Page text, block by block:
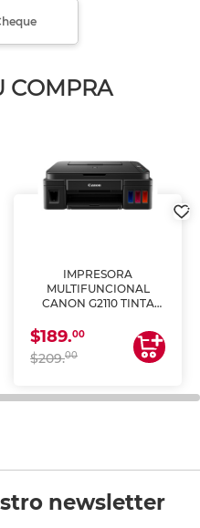
COMPRA
IMPRESORA
MULTIFUNCIONAL
CANON G2110 TINTA
$189.00
$209.00
newsletter